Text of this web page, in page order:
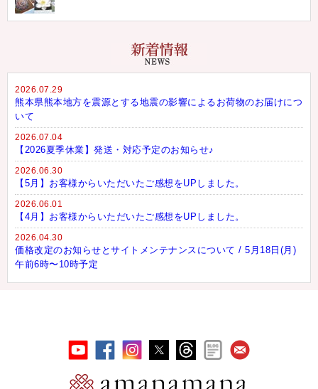
2026.07.29
熊本県熊本地方を震源とする地震の影響によるお荷物のお届けにつ
いて
2026.07.04
【2026夏季休業】発送・対応予定のお知らせ♪
2026.06.30
【5月】お客様からいただいたご感想をUPしました。
2026.06.01
【4月】お客様からいただいたご感想をUPしました。
2026.04.30
価格改定のお知らせとサイトメンテナンスについて / 5月18日(月)
午前6時〜10時予定